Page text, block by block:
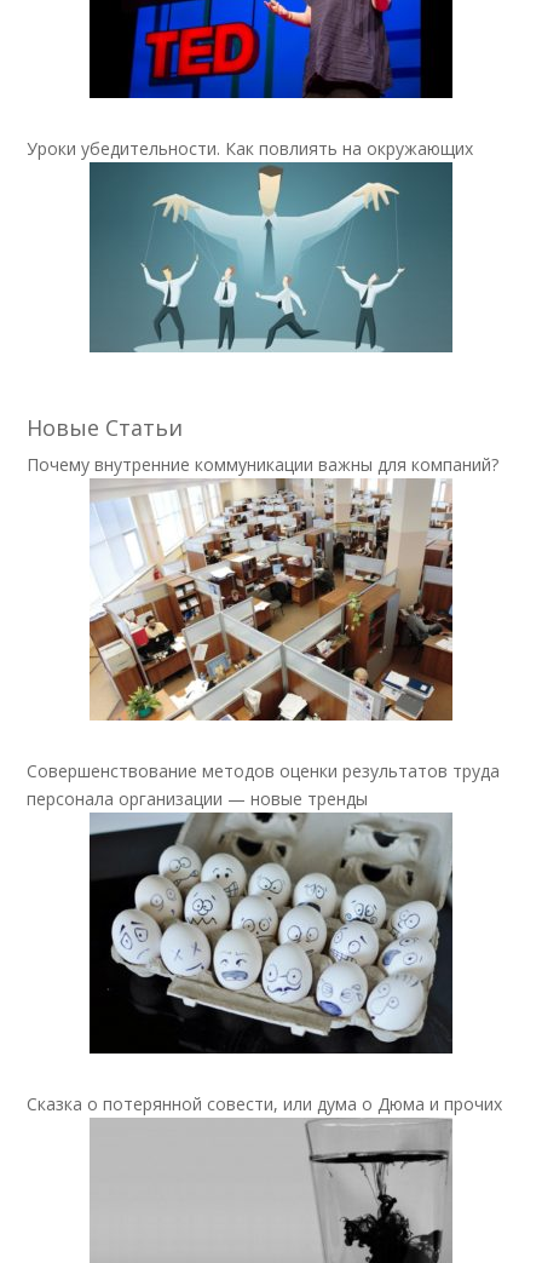
Уроки убедительности. Как повлиять на окружающих
Новые Статьи
Почему внутренние коммуникации важны для компаний?
Совершенствование методов оценки результатов труда
персонала организации — новые тренды
Сказка о потерянной совести, или дума о Дюма и прочих